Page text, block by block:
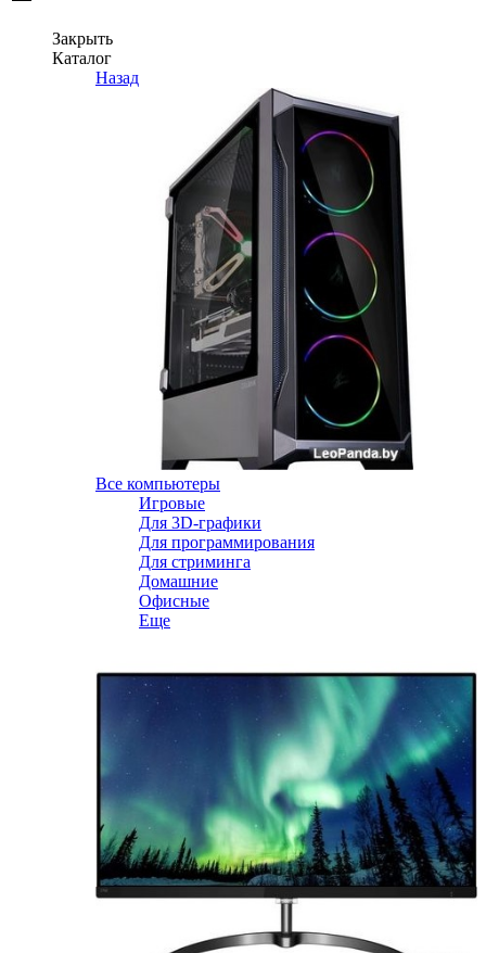
Закрыть
Каталог
Назад
Все компьютеры
Игровые
Для 3D-графики
Для программирования
Для стриминга
Домашние
Офисные
Еще